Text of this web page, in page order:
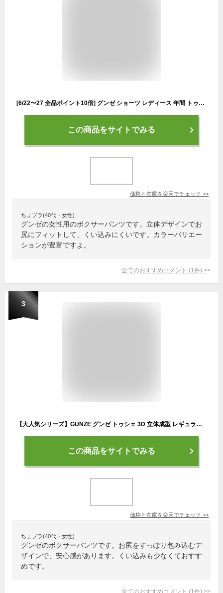
[6/22〜27 全品ポイント10倍] グンゼ ショーツ レディース 年間 トゥシェ ボクサーパンツ ボックスショーツ 下着 アンダーウェア 立体成型 3D 婦人 ヒップ きれい ストレッチ はきやすい まるでとろけるショーツ GUNZE Tuche TV2162P M-L GUNZE13
この商品をサイトでみる
価格と在庫を楽天でチェック >>
ちょプラ(40代・女性)
グンゼの女性用のボクサーパンツです。立体デザインでお
尻にフィットして、くい込みにくいです。カラーバリエー
ションが豊富ですよ。
全てのおすすめコメント (1 件) >
3
【大人気シリーズ】GUNZE グンゼ トゥシェ 3D 立体成型 レギュラーショーツ TV266EC M L LL ボクサーパンツ 1分丈 ボックス 女性下着 ヒップ レディースショーツ お尻すっぽり タグ無し 低刺激 カラバリ 可愛い
この商品をサイトでみる
価格と在庫を楽天でチェック >>
ちょプラ(40代・女性)
グンゼのボクサーパンツです。お尻をすっぽり包み込むデ
ザインで、安心感があります。くい込みも少なくておすす
めです。
全てのおすすめコメント (1 件) >